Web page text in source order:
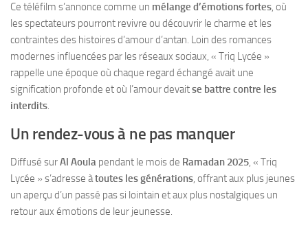
Ce téléfilm s’annonce comme un mélange d’émotions fortes, où
les spectateurs pourront revivre ou découvrir le charme et les
contraintes des histoires d’amour d’antan. Loin des romances
modernes influencées par les réseaux sociaux, « Triq Lycée »
rappelle une époque où chaque regard échangé avait une
signification profonde et où l’amour devaitse battre contre les
interdits.
Un rendez-vous à ne pas manquer
Diffusé surAl Aoula pendant le mois de Ramadan 2025, « Triq
Lycée » s’adresse àtoutes les générations, offrant aux plus jeunes
un aperçu d’un passé pas si lointain et aux plus nostalgiques un
retour aux émotions de leur jeunesse.